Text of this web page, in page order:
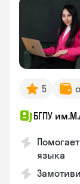
5
БГПУ
языка